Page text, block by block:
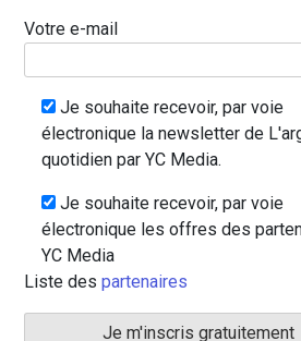
Votre e-mail
Je souhaite recevoir, par voie
électronique la newsletter de
quotidien par YC Media.
Je souhaite recevoir, par voie
électronique les offres des
YC Media
Liste des partenaires